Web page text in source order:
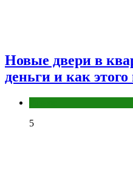
Новые двери в
деньги и как этого
5